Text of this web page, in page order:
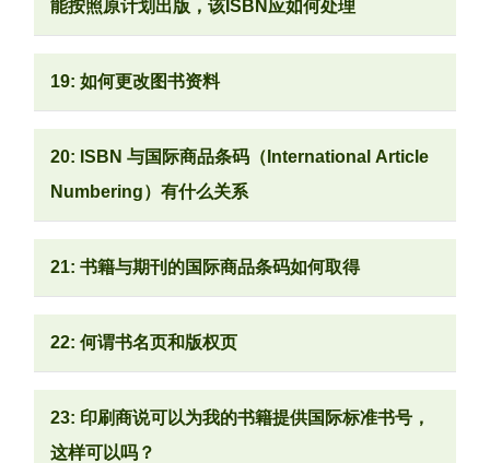
能按照原计划出版，该ISBN应如何处理
19: 如何更改图书资料
20: ISBN 与国际商品条码（International Article
Numbering）有什么关系
21: 书籍与期刊的国际商品条码如何取得
22: 何谓书名页和版权页
23: 印刷商说可以为我的书籍提供国际标准书号，
这样可以吗？